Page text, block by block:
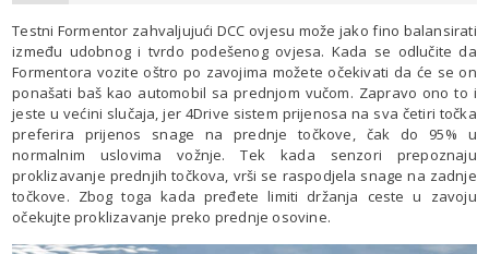
Testni Formentor zahvaljujući DCC ovjesu može jako fino balansirati
između udobnog i tvrdo podešenog ovjesa. Kada se odlučite da
Formentora vozite oštro po zavojima možete očekivati da će se on
ponašati baš kao automobil sa prednjom vučom. Zapravo ono to i
jeste u većini slučaja, jer 4Drive sistem prijenosa na sva četiri točka
preferira prijenos snage na prednje točkove, čak do 95% u
normalnim uslovima vožnje. Tek kada senzori prepoznaju
proklizavanje prednjih točkova, vrši se raspodjela snage na zadnje
točkove. Zbog toga kada pređete limiti držanja ceste u zavoju
očekujte proklizavanje preko prednje osovine.